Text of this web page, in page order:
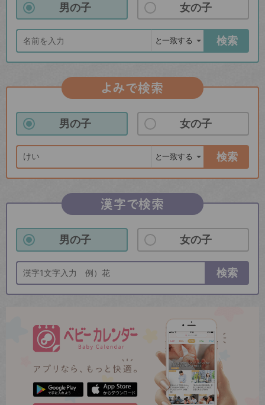
男の子 女の子
検索
よみで検索
男の子 女の子
検索
漢字で検索
男の子 女の子
検索